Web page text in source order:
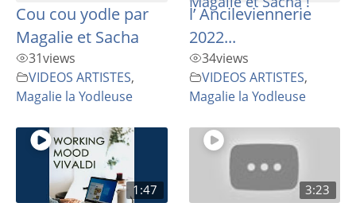
Cou cou yodle par
Magalie et Sacha
31views
VIDEOS ARTISTES,
Magalie la Yodleuse
l’ Ancileviennerie
2022...
34views
VIDEOS ARTISTES,
Magalie la Yodleuse
1:47 3:23